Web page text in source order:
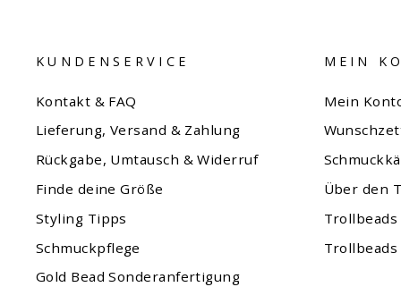
KUNDENSERVICE
Kontakt & FAQ
Lieferung, Versand & Zahlung
Rückgabe, Umtausch & Widerruf
Finde deine Größe
Styling Tipps
Schmuckpflege
Gold Bead Sonderanfertigung
MEIN
Mein
Über den
Trollbeads
Trollbeads